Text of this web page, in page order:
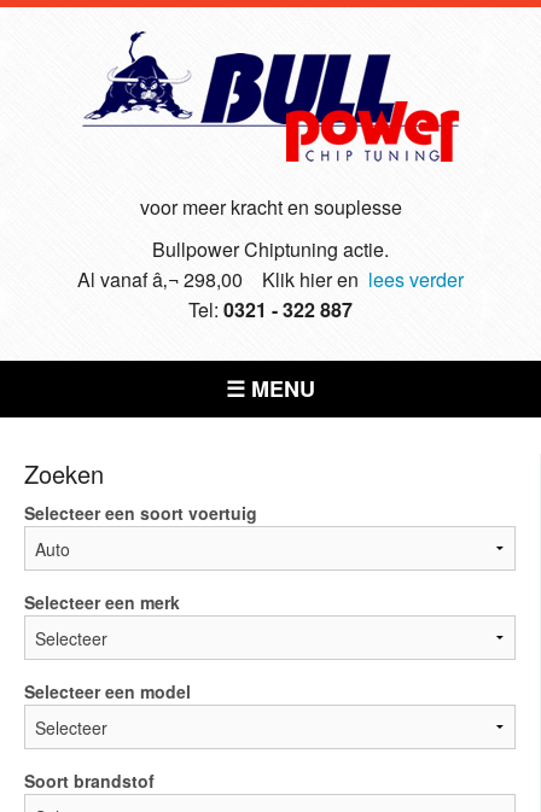
voor meer kracht en souplesse
Bullpower Chiptuning actie.
Al vanaf â‚¬ 298,00 Klik hier en lees verder
Tel: 0321 - 322 887
☰ MENU
Zoeken
Selecteer een soort voertuig
Selecteer een merk
Selecteer een model
Soort brandstof